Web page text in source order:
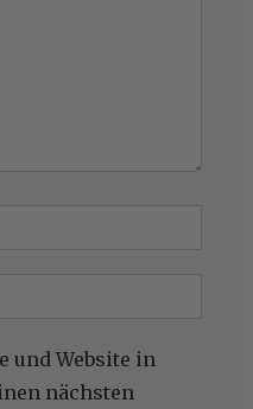
und Website in
nächsten